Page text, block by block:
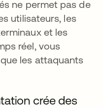
ne permet pas de
utilisateurs, les
et les
réel, vous
les attaquants
crée des